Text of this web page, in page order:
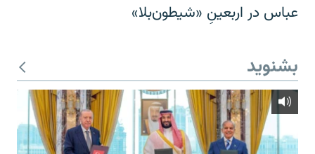
عباس در اربعینِ «شیطون‌بلا»
بشنوید